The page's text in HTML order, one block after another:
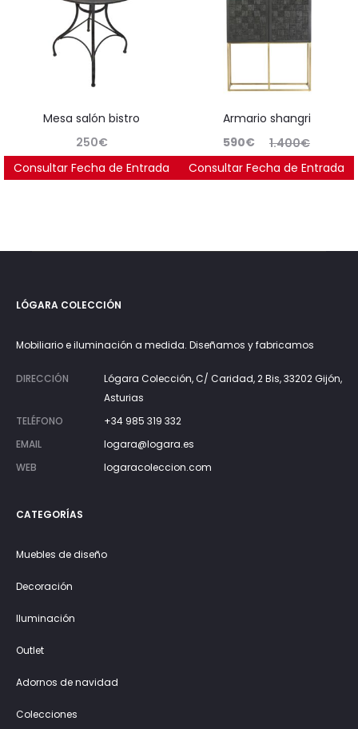
mesa salón bistro
250€
Consultar Fecha de Entrada
armario shangri
1.400€
El
precio
590€
precioAhorras:669€(57.9%)
Consultar Fecha de Entrada
LÓGARA COLECCIÓN
Mobiliario e iluminación a medida. Diseñamos y fabricamos
DIRECCIÓN
Lógara Colección, C/ Caridad, 2 Bis, 33202 Gijón,
Asturias
TELÉFONO
+34 985 319 332
EMAIL
logara@logara.es
WEB
logaracoleccion.com
CATEGORÍAS
Muebles de diseño
Decoración
Iluminación
Outlet
Adornos de navidad
Colecciones